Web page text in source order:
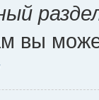
вы